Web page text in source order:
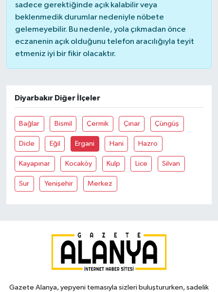
sadece gerektiğinde açık kalabilir veya
beklenmedik durumlar nedeniyle nöbete
gelemeyebilir. Bu nedenle, yola çıkmadan önce
eczanenin açık olduğunu telefon aracılığıyla teyit
etmeniz iyi bir fikir olacaktır.
Diyarbakır Diğer İlçeler
Bağlar Bismil Çermik Çınar Çüngüş
Dicle Eğil Ergani Hani Hazro
Kayapınar Kocaköy Kulp Lice Silvan
Sur Yenişehir Merkez
Gazete Alanya, yepyeni temasıyla sizleri buluştururken, sadelik